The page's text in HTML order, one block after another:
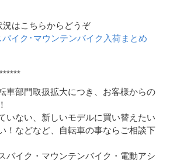
はこちらからどうぞ
イク･マウンテンバイク入荷まとめ
車部門取扱拡大につき、お客様からの
いない、新しいモデルに買い替えたい
！などなど、自転車の事ならご相談下
バイク・マウンテンバイク・電動アシ